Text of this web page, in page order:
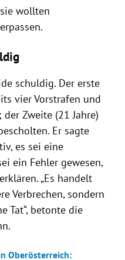
wollten
schuldig. Der erste
vier Vorstrafen und
Zweite (21 Jahre)
Er sagte
es sei eine
ein Fehler gewesen,
„Es handelt
Verbrechen, sondern
Tat“, betonte die
Oberösterreich: